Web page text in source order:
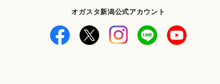
オガスタ新潟公式アカウント